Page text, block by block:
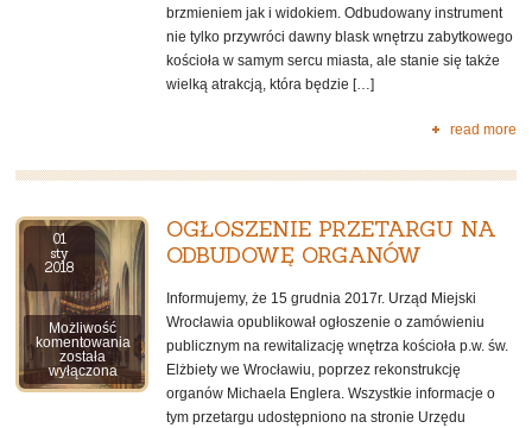
brzmieniem jak i widokiem. Odbudowany instrument
nie tylko przywróci dawny blask wnętrzu zabytkowego
kościoła w samym sercu miasta, ale stanie się także
wielką atrakcją, która będzie […]
read more
01
sty
2018
Możliwość
komentowaniaOGŁOSZENIE
PRZETARGU
NA
ODBUDOWĘ
ORGANÓW
została
wyłączona
OGŁOSZENIE PRZETARGU NA
ODBUDOWĘ ORGANÓW
Informujemy, że 15 grudnia 2017r. Urząd Miejski
Wrocławia opublikował ogłoszenie o zamówieniu
publicznym na rewitalizację wnętrza kościoła p.w. św.
Elżbiety we Wrocławiu, poprzez rekonstrukcję
organów Michaela Englera. Wszystkie informacje o
tym przetargu udostępniono na stronie Urzędu